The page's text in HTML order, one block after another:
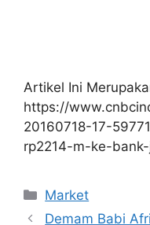
Artikel Ini
https://
20160718-17-
rp2214-m-ke-
Kategori
Market
Demam Babi